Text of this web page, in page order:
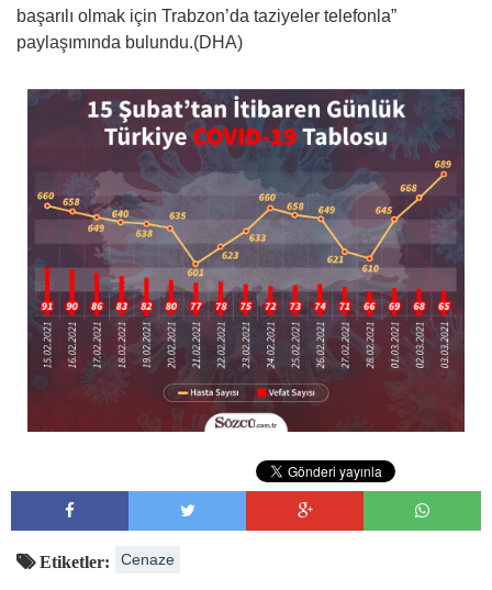
başarılı olmak için Trabzon’da taziyeler telefonla”
paylaşımında bulundu.(DHA)
Etiketler: Cenaze